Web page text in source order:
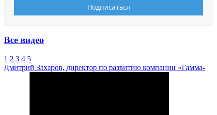
Все видео
1 2 3 4 5
Дмитрий Захаров, директор по развитию компании «Гамма-